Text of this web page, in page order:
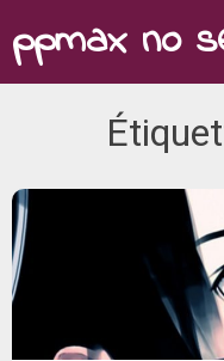
to
content
ppmax no